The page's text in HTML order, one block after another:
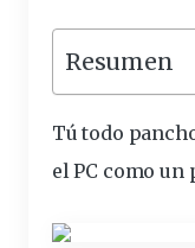
Resumen
Tú todo
el PC como un